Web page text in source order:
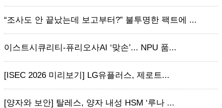
“조사도 안 끝났는데 보고부터?” 불투명한 팩트에 ...
이스트시큐리티-퓨리오사AI ‘맞손’... NPU 품...
[ISEC 2026 미리보기] LG유플러스, 제로트...
[양자와 보안] 탈레스, 양자 내성 HSM ‘루나 ...